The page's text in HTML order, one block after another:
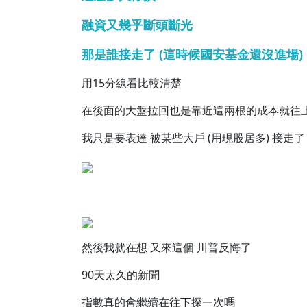
融資又幾乎斷頭斷光
那是誰接走了 (這時候國安基金還沒進場)
用15分線看比較清楚
在後面的大盤拉回也是靠近這兩根的成本就往
我只是要表達 被某些大戶 (用現股居多) 接走了
然後我就在想 又來這個 川普反悔了
90天太久的新聞
指數真的會繼續在往下探一次嗎